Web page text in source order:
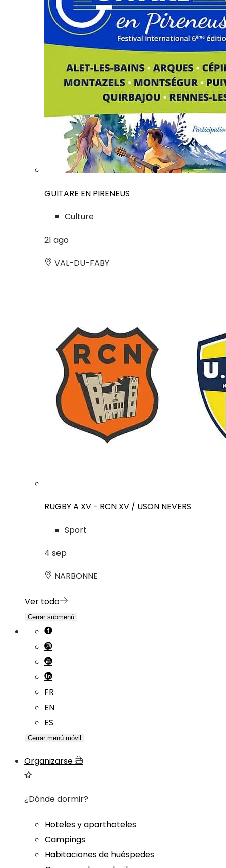
GUITARE EN PIRENEUS
Culture
21 ago
VAL-DU-FABY
RUGBY A XV - RCN XV / USON NEVERS
Sport
4 sep
NARBONNE
Ver todo
Cerrar submenú
FR
EN
ES
Cerrar menú móvil
Organizarse
¿Dónde dormir?
Hoteles y aparthoteles
Campings
Habitaciones de huéspedes